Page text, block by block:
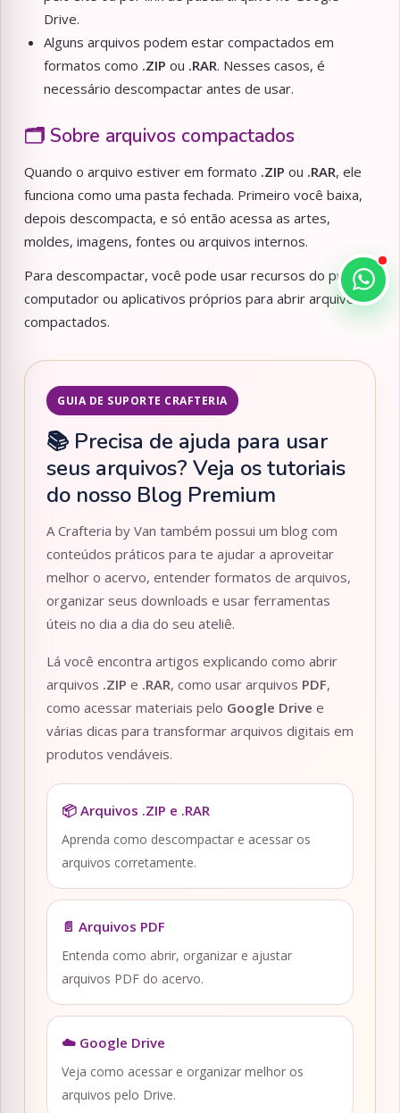
Drive.
Alguns arquivos podem estar compactados em
formatos como .ZIP ou .RAR. Nesses casos, é
necessário descompactar antes de usar.
🗂️ Sobre arquivos compactados
Quando o arquivo estiver em formato .ZIP ou .RAR, ele
funciona como uma pasta fechada. Primeiro você baixa,
depois descompacta, e só então acessa as artes,
moldes, imagens, fontes ou arquivos internos.
Para descompactar, você pode usar recursos do próprio
computador ou aplicativos próprios para abrir arquivos
compactados.
GUIA DE SUPORTE CRAFTERIA
📚 Precisa de ajuda para usar
seus arquivos? Veja os tutoriais
do nosso Blog Premium
A Crafteria by Van também possui um blog com
conteúdos práticos para te ajudar a aproveitar
melhor o acervo, entender formatos de arquivos,
organizar seus downloads e usar ferramentas
úteis no dia a dia do seu ateliê.
Lá você encontra artigos explicando como abrir
arquivos .ZIP e .RAR, como usar arquivos PDF,
como acessar materiais pelo Google Drive e
várias dicas para transformar arquivos digitais em
produtos vendáveis.
📦 Arquivos .ZIP e .RAR
Aprenda como descompactar e acessar os
arquivos corretamente.
📄 Arquivos PDF
Entenda como abrir, organizar e ajustar
arquivos PDF do acervo.
☁️ Google Drive
Veja como acessar e organizar melhor os
arquivos pelo Drive.